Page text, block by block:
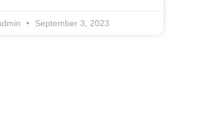
September 3, 2023